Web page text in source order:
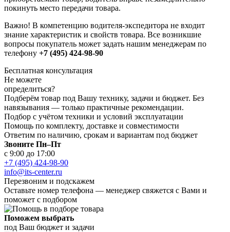
покинуть место передачи товара.
Важно! В компетенцию водителя-экспедитора не входит
знание характеристик и свойств товара. Все возникшие
вопросы покупатель может задать нашим менеджерам по
телефону +7 (495) 424-98-90
Бесплатная консультация
Не можете
определиться?
Подберём товар под Вашу технику, задачи и бюджет. Без
навязывания — только практичные рекомендации.
Подбор с учётом техники и условий эксплуатации
Помощь по комплекту, доставке и совместимости
Ответим по наличию, срокам и вариантам под бюджет
Звоните Пн–Пт
с 9:00 до 17:00
+7 (495) 424-98-90
info@its-center.ru
Перезвоним и подскажем
Оставьте номер телефона — менеджер свяжется с Вами и
поможет с подбором
Поможем выбрать
под Ваш бюджет и задачи